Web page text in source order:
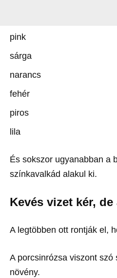
pink
sárga
narancs
fehér
piros
lila
És sokszor ugyanabban a
színkavalkád alakul ki.
Kevés vizet kér,
A legtöbben ott rontják el,
A porcsinrózsa viszont szó
növény.